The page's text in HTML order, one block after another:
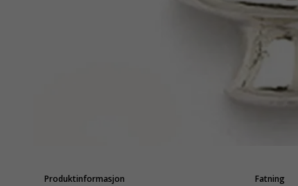
Produktinformasjon
Fatning